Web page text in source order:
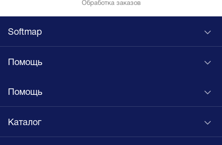
Обработка заказов
Softmap
Помощь
Помощь
Каталог